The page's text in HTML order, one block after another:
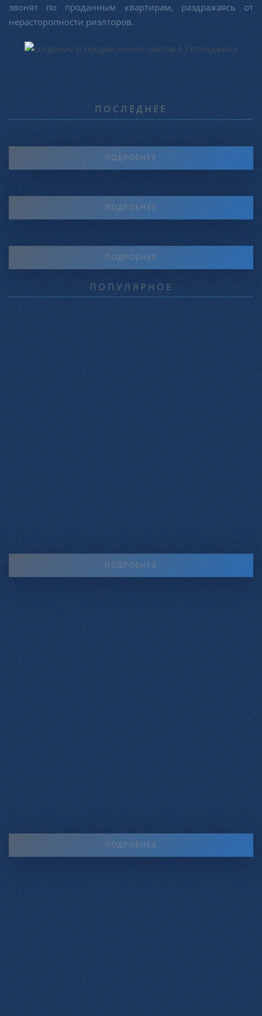
звонят по проданным квартирам, раздражаясь от
нерасторопности риэлторов.
ПОСЛЕДНЕЕ
ПОДРОБНЕЕ
ПОДРОБНЕЕ
ПОДРОБНЕЕ
ПОПУЛЯРНОЕ
ПОДРОБНЕЕ
ПОДРОБНЕЕ